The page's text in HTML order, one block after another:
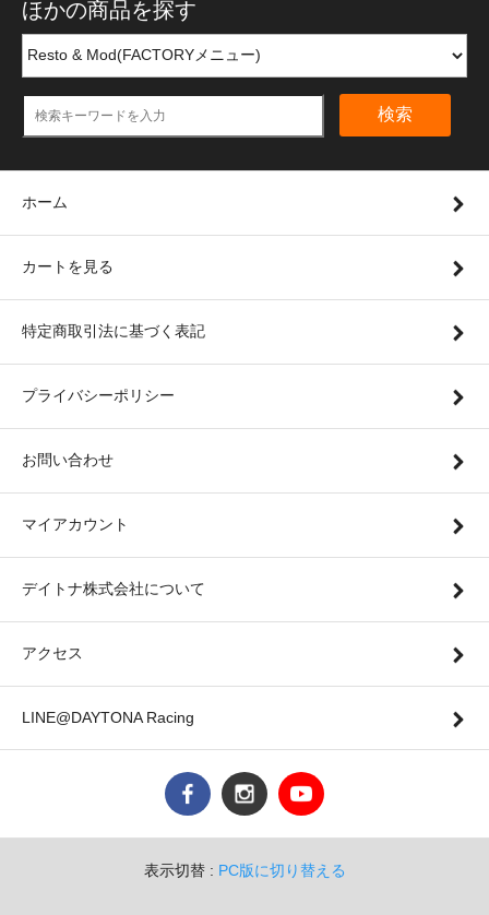
ほかの商品を探す
検索
ホーム
カートを見る
特定商取引法に基づく表記
プライバシーポリシー
お問い合わせ
マイアカウント
デイトナ株式会社について
アクセス
LINE@DAYTONA Racing
表示切替 : PC版に切り替える